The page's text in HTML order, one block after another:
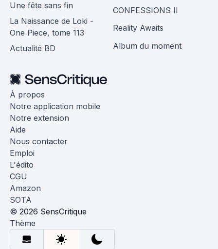
Une fête sans fin
La Naissance de Loki -
One Piece, tome 113
Actualité BD
CONFESSIONS II
Reality Awaits
Album du moment
À propos
Notre application mobile
Notre extension
Aide
Nous contacter
Emploi
L'édito
CGU
Amazon
SOTA
© 2026 SensCritique
Thème